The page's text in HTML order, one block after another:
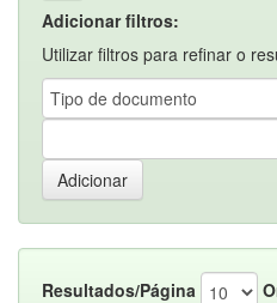
Adicionar filtros:
Utilizar filtros para refinar o
Resultados/Página